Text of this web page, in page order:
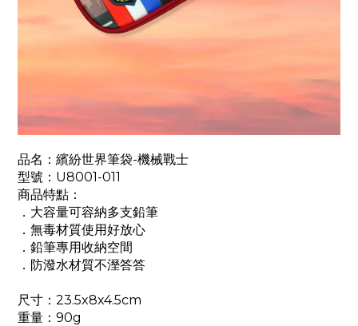
品名：繽紛世界筆袋-機械戰士
型號：U8001-011
商品特點：
．大容量可容納多支鉛筆
．無毒材質使用好放心
．鉛筆專用收納空間
．防潑水材質不溼答答
尺寸：23.5x8x4.5cm
重量：90g